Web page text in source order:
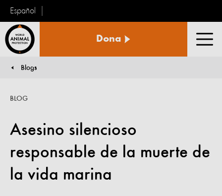
Español
Animal
Dona
You are here:
Blogs
Asesino silencioso
responsable de la muerte de
la vida marina
BLOG